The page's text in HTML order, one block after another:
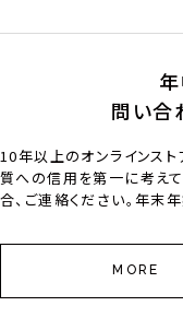
問い合
10年以上のオンラインス
質への信用を第一に考え
合、ご連絡ください。年末
MORE